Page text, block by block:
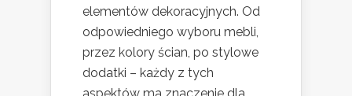
elementów dekoracyjnych. Od
odpowiedniego wyboru mebli,
przez kolory ścian, po stylowe
dodatki – każdy z tych